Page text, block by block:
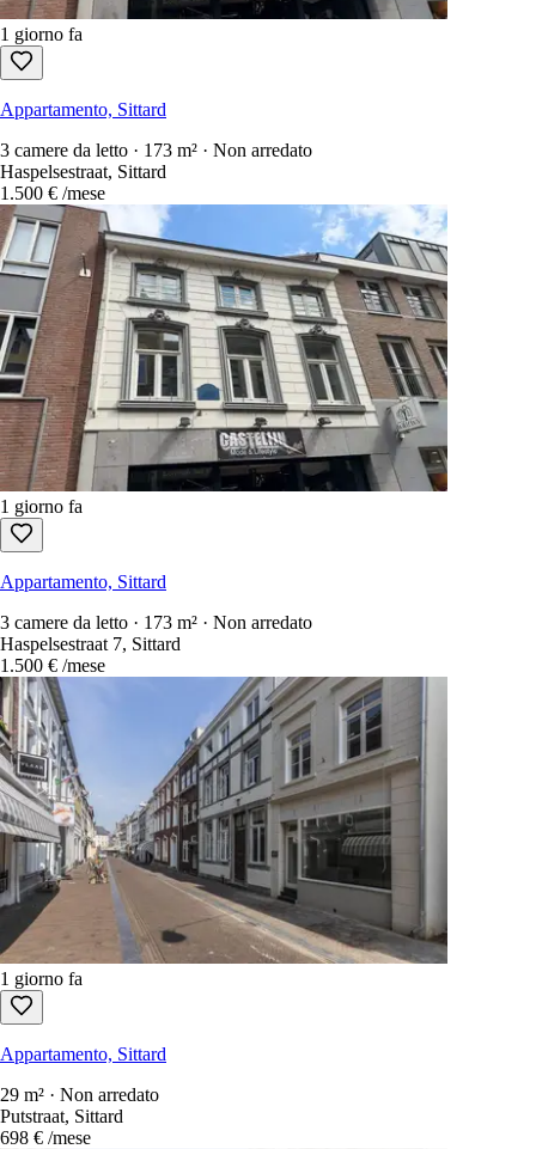
1 giorno fa
Appartamento, Sittard
3 camere da letto · 173 m² · Non arredato
Haspelsestraat, Sittard
1.500 € /mese
1 giorno fa
Appartamento, Sittard
3 camere da letto · 173 m² · Non arredato
Haspelsestraat 7, Sittard
1.500 € /mese
1 giorno fa
Appartamento, Sittard
29 m² · Non arredato
Putstraat, Sittard
698 € /mese